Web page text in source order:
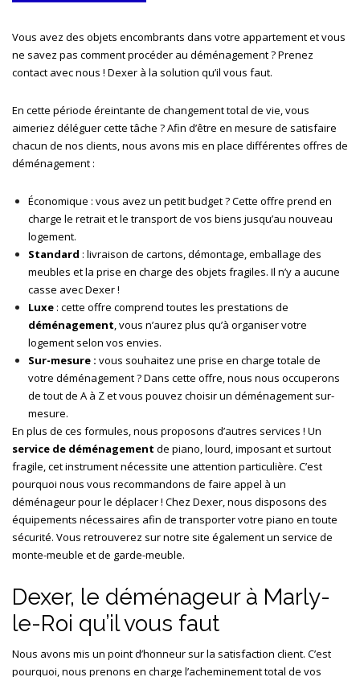
Vous avez des objets encombrants dans votre appartement et vous
ne savez pas comment procéder au déménagement ? Prenez
contact avec nous ! Dexer à la solution qu’il vous faut.
En cette période éreintante de changement total de vie, vous
aimeriez déléguer cette tâche ? Afin d’être en mesure de satisfaire
chacun de nos clients, nous avons mis en place différentes offres de
déménagement :
Économique : vous avez un petit budget ? Cette offre prend en
charge le retrait et le transport de vos biens jusqu’au nouveau
logement.
Standard : livraison de cartons, démontage, emballage des
meubles et la prise en charge des objets fragiles. Il n’y a aucune
casse avec Dexer !
Luxe : cette offre comprend toutes les prestations de
déménagement, vous n’aurez plus qu’à organiser votre
logement selon vos envies.
Sur-mesure : vous souhaitez une prise en charge totale de
votre déménagement ? Dans cette offre, nous nous occuperons
de tout de A à Z et vous pouvez choisir un déménagement sur-
mesure.
En plus de ces formules, nous proposons d’autres services ! Un
service de déménagement de piano, lourd, imposant et surtout
fragile, cet instrument nécessite une attention particulière. C’est
pourquoi nous vous recommandons de faire appel à un
déménageur pour le déplacer ! Chez Dexer, nous disposons des
équipements nécessaires afin de transporter votre piano en toute
sécurité. Vous retrouverez sur notre site également un service de
monte-meuble et de garde-meuble.
Dexer, le déménageur à Marly-
le-Roi qu’il vous faut
Nous avons mis un point d’honneur sur la satisfaction client. C’est
pourquoi, nous prenons en charge l’acheminement total de vos